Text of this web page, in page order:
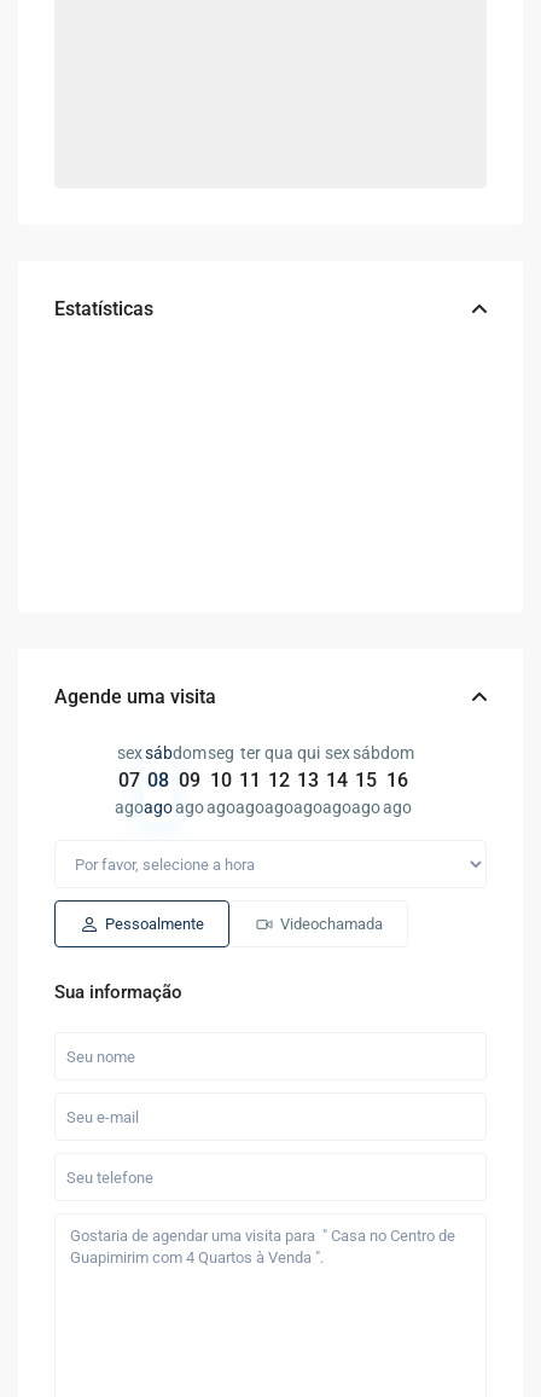
Estatísticas
Agende uma visita
sex
07
ago
sáb
08
ago
dom
09
ago
seg
10
ago
ter
11
ago
qua
12
ago
qui
13
ago
sex
14
ago
sáb
15
ago
dom
16
ago
Pessoalmente Videochamada
Sua informação